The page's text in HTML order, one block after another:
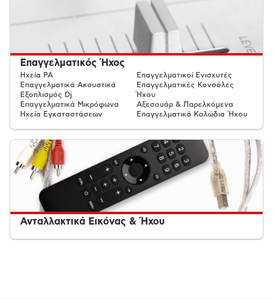
Επαγγελματικός Ήχος
Ηχεία PA
Επαγγελματικά Ακουστικά
Eξοπλισμός Dj
Επαγγελματικά Μικρόφωνα
Ηχεία Εγκαταστάσεων
Επαγγελματικοί Ενισχυτές
Επαγγελματικές Κονσόλες
Ήχου
Αξεσουάρ & Παρελκόμενα
Επαγγελματικά Καλώδια Ήχου
Ανταλλακτικά Εικόνας & Ήχου